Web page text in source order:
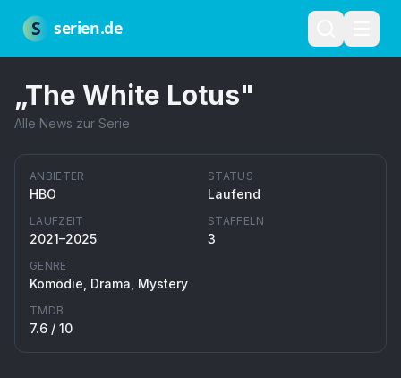
S serien.de
„The White Lotus"
Alle News zur Serie
ANBIETER
HBO
STATUS
Laufend
LAUFZEIT
2021–2025
STAFFELN
3
GENRE
Komödie, Drama, Mystery
TMDB
7.6 / 10
Nutzungsbedingungen